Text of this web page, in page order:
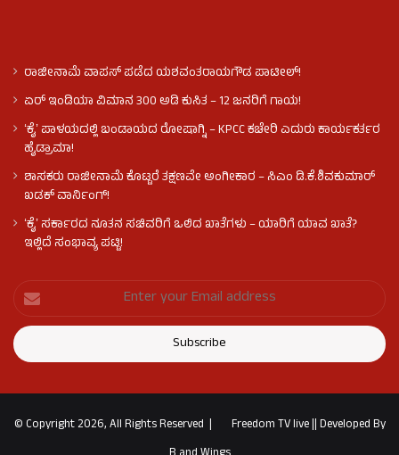
ರಾಜೀನಾಮೆ ವಾಪಸ್ ಪಡೆದ ಯಶವಂತರಾಯಗೌಡ ಪಾಟೀಲ್‌!
ಏರ್ ಇಂಡಿಯಾ ವಿಮಾನ 300 ಅಡಿ ಕುಸಿತ – 12 ಜನರಿಗೆ ಗಾಯ!
ʻಕೈʼ​ ಪಾಳಯದಲ್ಲಿ ಬಂಡಾಯದ ರೋಷಾಗ್ನಿ – KPCC ಕಚೇರಿ ಎದುರು ಕಾರ್ಯಕರ್ತರ
ಹೈಡ್ರಾಮಾ!
ಶಾಸಕರು ರಾಜೀನಾಮೆ ಕೊಟ್ಟರೆ ತಕ್ಷಣವೇ ಅಂಗೀಕಾರ – ಸಿಎಂ ಡಿ.ಕೆ.ಶಿವಕುಮಾರ್
ಖಡಕ್ ವಾರ್ನಿಂಗ್!
ʻಕೈʼ ಸರ್ಕಾರದ ನೂತನ ಸಚಿವರಿಗೆ ಒಲಿದ ಖಾತೆಗಳು – ಯಾರಿಗೆ ಯಾವ ಖಾತೆ?
ಇಲ್ಲಿದೆ ಸಂಭಾವ್ಯ ಪಟ್ಟಿ!
© Copyright 2026, All Rights Reserved | Freedom TV live||Developed By